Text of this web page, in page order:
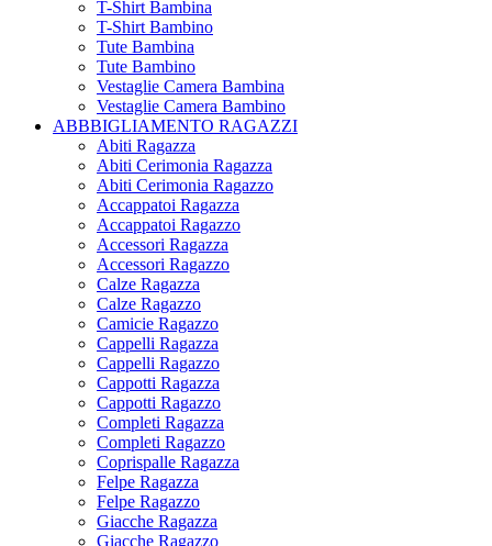
T-Shirt Bambina
T-Shirt Bambino
Tute Bambina
Tute Bambino
Vestaglie Camera Bambina
Vestaglie Camera Bambino
ABBBIGLIAMENTO RAGAZZI
Abiti Ragazza
Abiti Cerimonia Ragazza
Abiti Cerimonia Ragazzo
Accappatoi Ragazza
Accappatoi Ragazzo
Accessori Ragazza
Accessori Ragazzo
Calze Ragazza
Calze Ragazzo
Camicie Ragazzo
Cappelli Ragazza
Cappelli Ragazzo
Cappotti Ragazza
Cappotti Ragazzo
Completi Ragazza
Completi Ragazzo
Coprispalle Ragazza
Felpe Ragazza
Felpe Ragazzo
Giacche Ragazza
Giacche Ragazzo